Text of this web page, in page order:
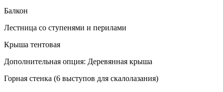
Балкон
Лестница со ступенями и перилами
Крыша тентовая
Дополнительная опция: Деревянная крыша
Горная стенка (6 выступов для скалолазания)